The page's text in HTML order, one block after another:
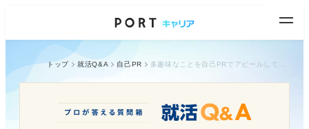
トップ 就活Q&A 自己PR